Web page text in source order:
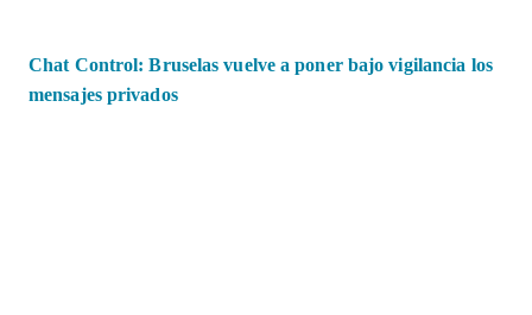
Chat Control: Bruselas vuelve a poner bajo vigilancia los
mensajes privados